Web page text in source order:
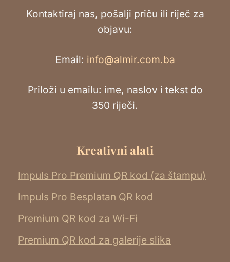
Kontaktiraj nas, pošalji priču ili riječ za
objavu:
Email: info@almir.com.ba
Priloži u emailu: ime, naslov i tekst do
350 riječi.
Kreativni alati
Impuls Pro Premium QR kod (za štampu)
Impuls Pro Besplatan QR kod
Premium QR kod za Wi-Fi
Premium QR kod za galerije slika